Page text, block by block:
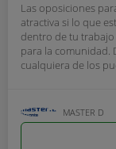
Las oposiciones
atractiva si lo que
dentro de tu trabajo
para la comunidad.
cualquiera de los
MASTER D